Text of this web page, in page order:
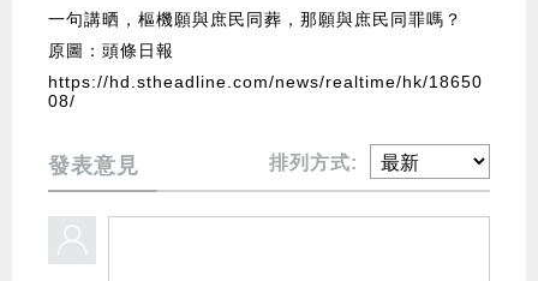
一句講晒，樞機願與庶民同葬，那願與庶民同罪嗎？
原圖：頭條日報
https://hd.stheadline.com/news/realtime/hk/18650
08/
發表意見 排列方式: